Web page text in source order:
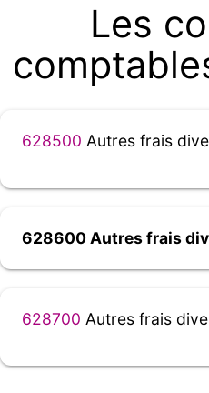
Les
628500 Autres frais
628600 Autres frais
628700 Autres frais